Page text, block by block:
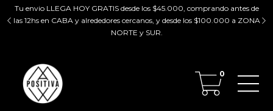
Tu envio LLEGA HOY GRATIS desde los $45.000, comprando antes de
las 12hs en CABA y alrededores cercanos, y desde los $100.000 a ZONA
NORTE y SUR.
0